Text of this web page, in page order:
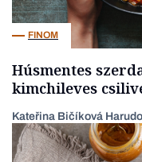
FINOM
Húsmentes
kimchileves
Kateřina Bičíková